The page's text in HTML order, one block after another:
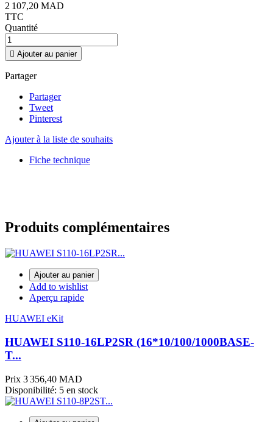
2 107,20 MAD
TTC
Quantité
 Ajouter au panier
Partager
Partager
Tweet
Pinterest
Ajouter à la liste de souhaits
Fiche technique
Produits complémentaires
Ajouter au panier
Add to wishlist
Aperçu rapide
HUAWEI eKit
HUAWEI S110-16LP2SR (16*10/100/1000BASE-
T...
Prix 3 356,40 MAD
Disponibilité: 5 en stock